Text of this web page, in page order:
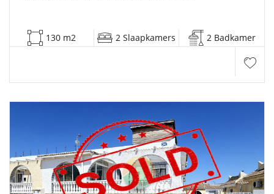
130 m2 2 Slaapkamers 2 Badkamer